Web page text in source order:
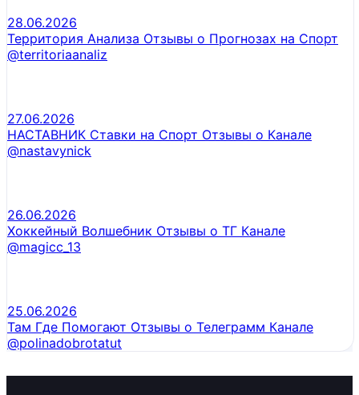
28.06.2026
Территория Анализа Отзывы о Прогнозах на Спорт
@territoriaanaliz
27.06.2026
НАСТАВНИК Ставки на Спорт Отзывы о Канале
@nastavynick
26.06.2026
Хоккейный Волшебник Отзывы о ТГ Канале
@magicc_13
25.06.2026
Там Где Помогают Отзывы о Телеграмм Канале
@polinadobrotatut